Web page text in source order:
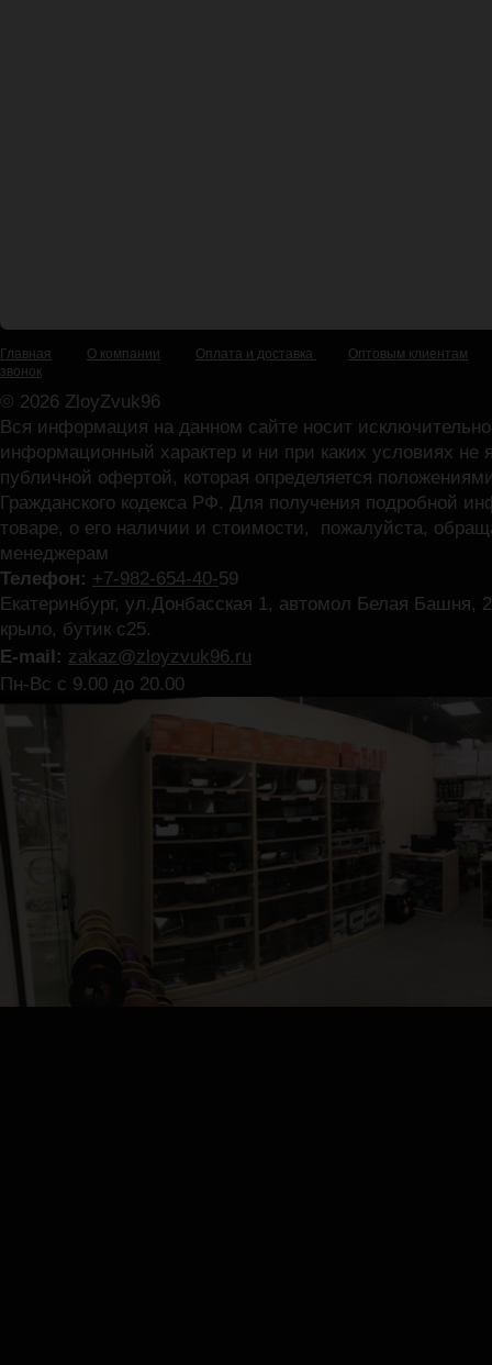
Главная О компании Оплата и доставка
Оптовым клиентам
звонок
© 2026 ZloyZvuk96
Вся информация на данном сайте носит исключительно
информационный характер и ни при каких условиях не
публичной офертой, которая определяется
Гражданского кодекса РФ. Для получения подробной
товаре, о его наличии и стоимости, пожалуйста,
менеджерам
Телефон: +7-982-654-40-59
Екатеринбург, ул.Донбасская 1, автомол Белая Башня,
крыло, бутик с25.
E-mail: zakaz@zloyzvuk96.ru
Пн-Вс с 9.00 до 20.00